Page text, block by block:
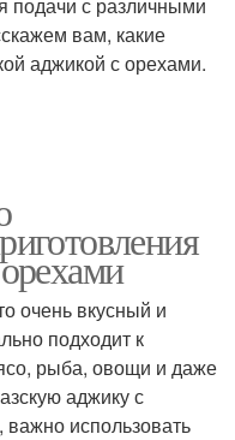
вам, какие
аджикой с орехами.
очень вкусный и
подходит к
рыба, овощи и даже
аджику с
важно использовать